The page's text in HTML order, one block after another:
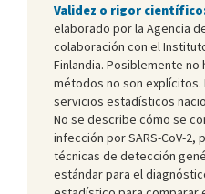
Validez o rigor
elaborado por la Agencia
colaboración con el
Finlandia. Posiblemente
métodos no son
servicios estadísticos
No se describe cómo se
infección por SARS-CoV-
técnicas de detección
estándar para el